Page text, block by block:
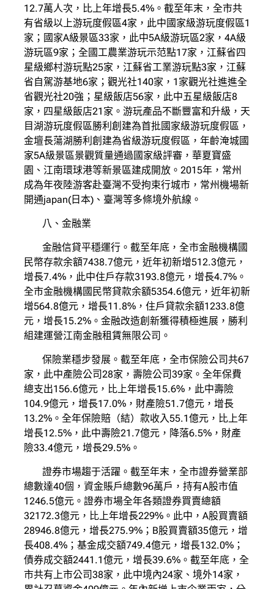
12.7萬人次，比上年增長5.4%。截至年末，全市共
有省級以上游玩度假區4家，此中國家級游玩度假區1
家；國家A級景區33家，此中5A級游玩區2家，4A級
游玩區9家；全國工農業游玩示范點17家，江蘇省四
星級鄉村游玩點25家，江蘇省工業游玩點3家，江蘇
省自駕游基地6家；觀光社140家，1家觀光社進進全
省觀光社20強；星級飯店56家，此中五星級飯店8
家，四星級飯店21家。游玩產品不斷豐富和升級，天
目湖游玩度假區勝利創建為首批國家級游玩度假區，
金壇長蕩湖勝利創建為省級游玩度假區，年齡淹城國
家5A級景區景觀質量通過國家級評審，華夏寶盛
園、江南環球港等新景區建成開放。2015年，常州
成為年夜陸游客赴臺灣不受拘束行城市，常州機場新
開通japan(日本)、臺灣等多條境外航線。
八、金融業
金融信貸平穩運行。截至年底，全市金融機構國
民幣存款余額7438.7億元，近年初新增512.3億元，
增長7.4%，此中住戶存款3193.8億元，增長4.7%。
全市金融機構國民幣貸款余額5354.6億元，近年初新
增564.8億元，增長11.8%，住戶貸款余額1233.8億
元，增長15.2%。金融改造創新獲得積極進展，勝利
組建運營江南金融租賃無限公司。
保險業穩步發展。截至年底，全市保險公司共67
家，此中產險公司28家，壽險公司39家。全年保費
總支出156.6億元，比上年增長15.6%，此中壽險
104.9億元，增長17.0%，財產險51.7億元，增長
13.2%。全年保險賠（結）款收入55.1億元，比上年
增長12.5%，此中壽險21.7億元，降落6.5%，財產
險33.4億元，增長29.5%。
證券市場趨于活躍。截至年末，全市證券營業部
總數達40個，資金賬戶總數96萬戶，持有A股市值
1246.5億元。證券市場全年各類證券買賣總額
32172.3億元，比上年增長229%。此中，A股買賣額
28946.8億元，增長275.9%；B股買賣額35億元，增
長408.4%；基金成交額749.4億元，增長132.0%；
債券成交額2441.1億元，增長39.6%。截至年底，全
市共有上市公司38家，此中境內24家、境外14家，